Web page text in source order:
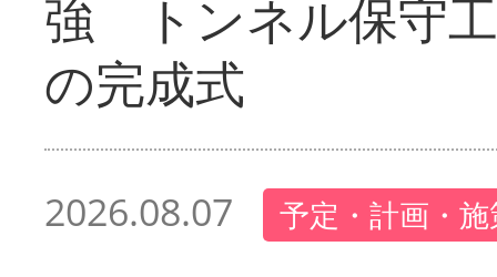
強 トンネル保守
の完成式
2026.08.07 予定・計画・